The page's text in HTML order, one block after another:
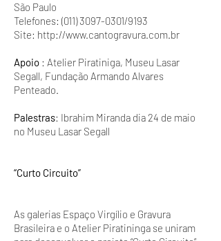
São Paulo
Telefones: (011) 3097-0301/9193
Site: http://www.cantogravura.com.br
Apoio : Atelier Piratiniga, Museu Lasar
Segall, Fundação Armando Alvares
Penteado.
Palestras: Ibrahim Miranda dia 24 de maio
no Museu Lasar Segall
“Curto Circuito”
As galerias Espaço Virgílio e Gravura
Brasileira e o Atelier Piratininga se uniram